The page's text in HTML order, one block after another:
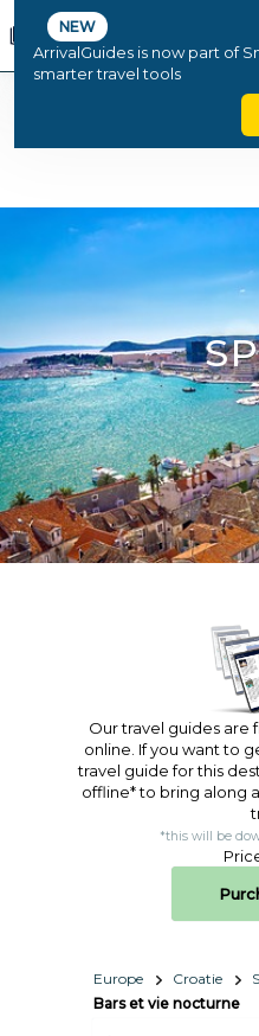
NEW
ArrivalGuides is now part of
smarter travel tools
Our travel guides are
online. If you want to
travel guide for this
offline* to bring along
*this will be
Europe Croatie
Bars et vie nocturne